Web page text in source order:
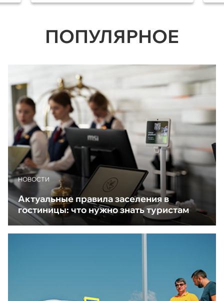
ПОПУЛЯРНОЕ
НОВОСТИ
Актуальные правила заселения в
гостиницы: что нужно знать туристам